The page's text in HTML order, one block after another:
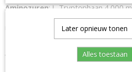
Aminozuren: L-Tryptophaan 4.000
Spoorelementen:Selenium als
Samenstelling:Magnesium Oxide,
Mearl, Dextrose, Calcium Carbonaat
Vitaminen:
Vitamine B1 500 mg
Op een koele, droge plaats
Later opnieuw tonen
Alles toestaan